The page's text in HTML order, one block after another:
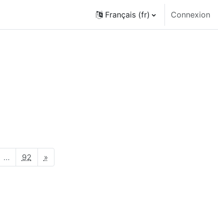
Français ‎(fr)‎ Connexion
62
… 92Page 92
»Page suivante